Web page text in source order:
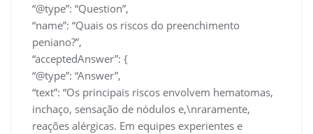
“@type”: “Question”,
“name”: “Quais os riscos do preenchimento
peniano?”,
“acceptedAnswer”: {
“@type”: “Answer”,
“text”: “Os principais riscos envolvem hematomas,
inchaço, sensação de nódulos e,\nraramente,
reações alérgicas. Em equipes experientes e